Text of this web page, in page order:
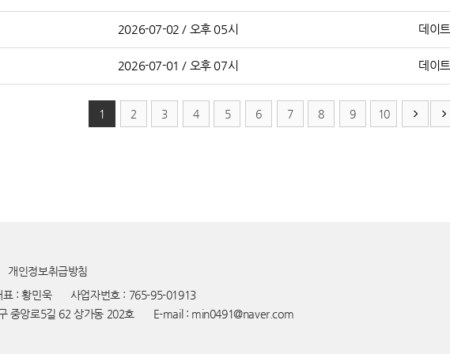
2026-07-02 / 오후 05시 데이
2026-07-01 / 오후 07시 데이
1 2 3 4 5 6 7 8 9 10
개인정보취급방침
표 : 황민욱
사업자번호 : 765-95-01913
중앙로5길 62 상가동 202호
E-mail : min0491@naver.com